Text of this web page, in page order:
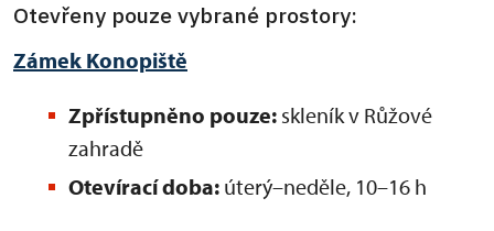
Otevřeny pouze vybrané prostory:
Zámek Konopiště
Zpřístupněno pouze: skleník v Růžové
zahradě
Otevírací doba: úterý–neděle, 10–16 h